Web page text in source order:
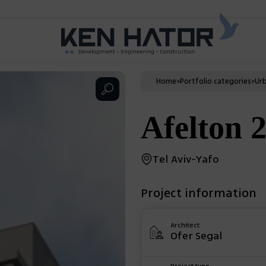
Home>Portfolio categories>
Afelton
Tel Aviv-Yafo
Project information
Architect
Ofer Segal